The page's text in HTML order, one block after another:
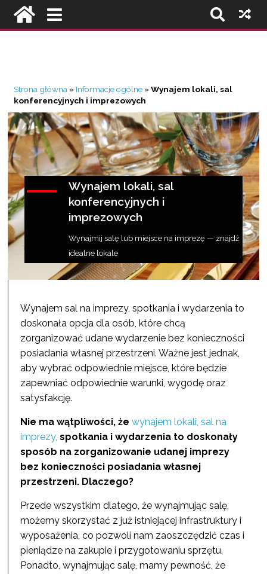
Strona główna » Informacje ogólne »Wynajem lokali, sal
konferencyjnych i imprezowych
Wynajem lokali, sal
konferencyjnych i
imprezowych
Wynajmij salę lub miejsce na imprezę — znajdź
idealne lokale
Wynajem sal na imprezy, spotkania i wydarzenia to
doskonała opcja dla osób, które chcą
zorganizować udane wydarzenie bez konieczności
posiadania własnej przestrzeni. Ważne jest jednak,
aby wybrać odpowiednie miejsce, które będzie
zapewniać odpowiednie warunki, wygodę oraz
satysfakcję.
Nie ma wątpliwości, żewynajem lokali, sal na
imprezy, spotkania i wydarzenia to doskonały
sposób na zorganizowanie udanej imprezy
bez konieczności posiadania własnej
przestrzeni. Dlaczego?
Przede wszystkim dlatego, że wynajmując salę,
możemy skorzystać z już istniejącej infrastruktury i
wyposażenia, co pozwoli nam zaoszczędzić czas i
pieniądze na zakupie i przygotowaniu sprzętu.
Ponadto, wynajmując salę, mamy pewność, że